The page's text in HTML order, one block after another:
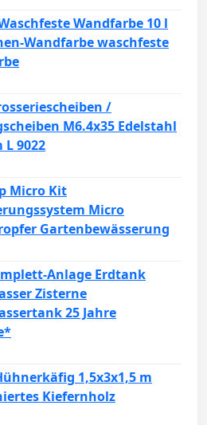
Wandfarbe 10 l
Wandfarbe waschfeste
/
M6.4x35 Edelstahl
L 9022
Micro Kit
Micro
Gartenbewässerung
Anlage Erdtank
Zisterne
25 Jahre
1,5x3x1,5 m
Kiefernholz